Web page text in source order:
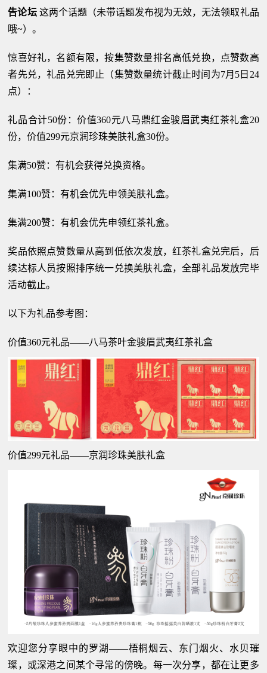
告论坛这两个话题（未带话题发布视为无效，无法领取礼品
哦~）。
惊喜好礼，名额有限，按集赞数量排名高低兑换，点赞数高
者先兑，礼品兑完即止（集赞数量统计截止时间为7月5日24
点）：
礼品合计50份：价值360元八马鼎红金骏眉武夷红茶礼盒20
份，价值299元京润珍珠美肤礼盒30份。
集满50赞：有机会获得兑换资格。
集满100赞：有机会优先申领美肤礼盒。
集满200赞：有机会优先申领红茶礼盒。
奖品依照点赞数量从高到低依次发放，红茶礼盒兑完后，后
续达标人员按照排序统一兑换美肤礼盒，全部礼品发放完毕
活动截止。
以下为礼品参考图：
价值360元礼品——八马茶叶金骏眉武夷红茶礼盒
价值299元礼品——京润珍珠美肤礼盒
欢迎您分享眼中的罗湖——梧桐烟云、东门烟火、水贝璀
璨，或深港之间某个寻常的傍晚。每一次分享，都在让更多